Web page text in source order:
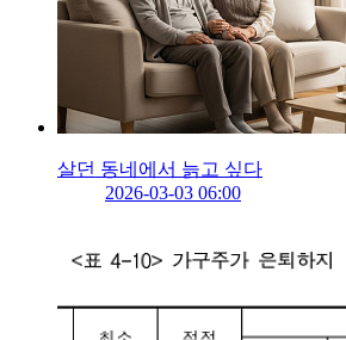
살던 동네에서 늙고 싶다
2026-03-03 06:00